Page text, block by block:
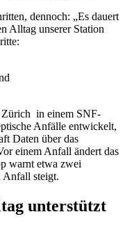
dennoch: „Es dauert
Alltag unserer Station
Zürich in einem SNF-
Anfälle entwickelt,
Daten über das
einem Anfall ändert das
warnt etwa zwei
Anfall steigt.
unterstützt